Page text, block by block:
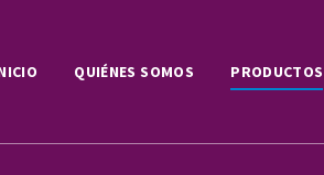
QUIÉNES SOMOS PRODUCTOS